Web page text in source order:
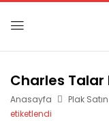
Charles Talar
Anasayfa Plak
etiketlendi